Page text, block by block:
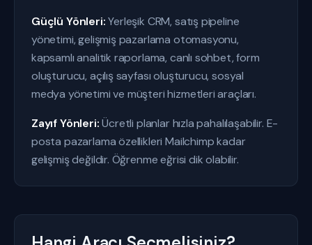
Güçlü Yönleri:Yerleşik CRM, satış pipeline
yönetimi, gelişmiş pazarlama otomasyonu,
kapsamlı analitik raporlama, canlı sohbet, form
oluşturucu, açılış sayfası oluşturucu, sosyal
medya yönetimi ve müşteri hizmetleri araçları.
Zayıf Yönleri:Ücretli planlar hızla pahalılaşabilir. E-
posta pazarlama özellikleri Mailchimp kadar
gelişmiş değildir. Öğrenme eğrisi dik olabilir.